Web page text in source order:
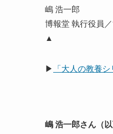
嶋 浩一郎
博報堂 執行役員
▲
▶ 「大人の教養
嶋 浩一郎さん（